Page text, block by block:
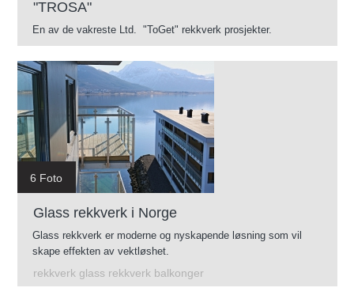
"TROSA"
En av de vakreste Ltd. "ToGet" rekkverk prosjekter.
6 Foto
Glass rekkverk i Norge
Glass rekkverk er moderne og nyskapende løsning som vil
skape effekten av vektløshet.
rekkverk glass rekkverk balkonger